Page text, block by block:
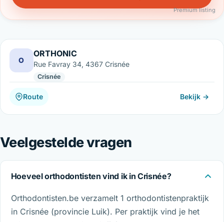
Premium listing
O
ORTHONIC
Rue Favray 34, 4367 Crisnée
Crisnée
Route Bekijk →
Veelgestelde vragen
Hoeveel orthodontisten vind ik in Crisnée?
Orthodontisten.be verzamelt 1 orthodontistenpraktijk
in Crisnée (provincie Luik). Per praktijk vind je het